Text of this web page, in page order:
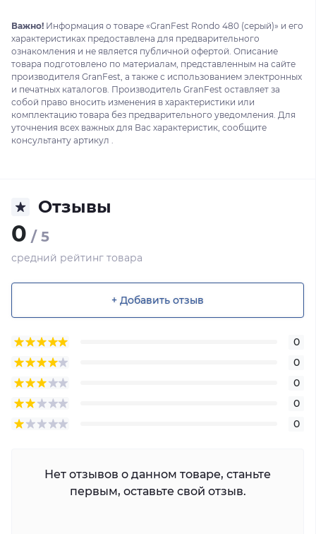
Важно! Информация о товаре «GranFest Rondo 480 (серый)» и его
характеристиках предоставлена для предварительного
ознакомления и не является публичной офертой. Описание
товара подготовлено по материалам, представленным на сайте
производителя GranFest, а также с использованием электронных
и печатных каталогов. Производитель GranFest оставляет за
собой право вносить изменения в характеристики или
комплектацию товара без предварительного уведомления. Для
уточнения всех важных для Вас характеристик, сообщите
консультанту артикул .
Отзывы
0 / 5
средний рейтинг товара
+ Добавить отзыв
0
0
0
0
0
Нет отзывов о данном товаре, станьте
первым, оставьте свой отзыв.